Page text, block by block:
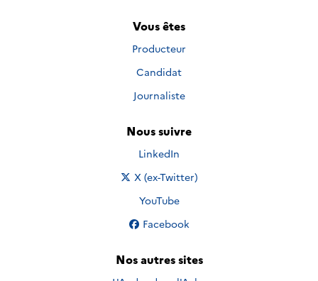
Vous êtes
Producteur
Candidat
Journaliste
Nous suivre
Nous suivre sur
LinkedIn
Nous suivre sur
X (ex-Twitter)
Nous suivre sur
YouTube
Nous suivre sur
Facebook
Nos autres sites